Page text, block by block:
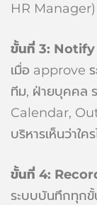
HR Manager)
ขั้นที่ 3:
เมื่อ approve
ทีม, ฝ่ายบุคคล
Calendar,
บริหารเห็นว่าใค
ขั้นที่ 4:
ระบบบันทึกทุกขั้